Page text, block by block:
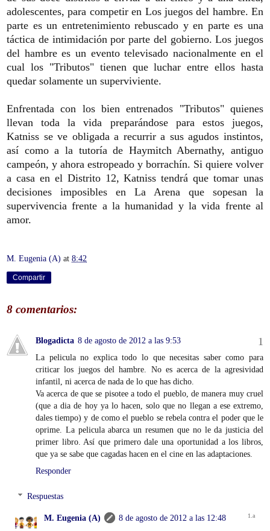
adolescentes, para competir en Los juegos del hambre. En
parte es un entretenimiento rebuscado y en parte es una
táctica de intimidación por parte del gobierno. Los juegos
del hambre es un evento televisado nacionalmente en el
cual los "Tributos" tienen que luchar entre ellos hasta
quedar solamente un superviviente.
Enfrentada con los bien entrenados "Tributos" quienes
llevan toda la vida preparándose para estos juegos,
Katniss se ve obligada a recurrir a sus agudos instintos,
así como a la tutoría de Haymitch Abernathy, antiguo
campeón, y ahora estropeado y borrachín. Si quiere volver
a casa en el Distrito 12, Katniss tendrá que tomar unas
decisiones imposibles en La Arena que sopesan la
supervivencia frente a la humanidad y la vida frente al
amor.
M. Eugenia (A) at 8:42
Compartir
8 comentarios:
Blogadicta 8 de agosto de 2012 a las 9:53
La pelicula no explica todo lo que necesitas saber como para
criticar los juegos del hambre. No es acerca de la agresividad
infantil, ni acerca de nada de lo que has dicho.
Va acerca de que se pisotee a todo el pueblo, de manera muy cruel
(que a dia de hoy ya lo hacen, solo que no llegan a ese extremo,
dales tiempo) y de como el pueblo se rebela contra el poder que le
oprime. La pelicula abarca un resumen que no le da justicia del
primer libro. Así que primero dale una oportunidad a los libros,
que ya se sabe que cagadas hacen en el cine en las adaptaciones.
Responder
Respuestas
M. Eugenia (A)
8 de agosto de 2012 a las 12:48